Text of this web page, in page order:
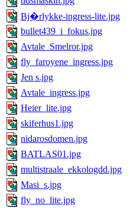
Bj�rlykke-ingress-lite.jpg
bullet439_i_fokus.jpg
Avtale_Smelror.jpg
fly_faroyene_ingress.jpg
Jen s.jpg
Avtale_ingress.jpg
Heier_lite.jpg
skiferhus1.jpg
nidarosdomen.jpg
BATLAS01.jpg
multistraale_ekkologdd.jpg
Masi_s.jpg
fly_no_lite.jpg